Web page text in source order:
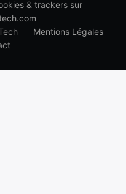
& trackers sur
Mentions Légales